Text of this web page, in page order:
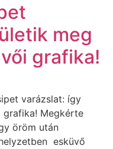
meg
grafika!
varázslat: így
grafika! Megkérte
öröm után
esküvő